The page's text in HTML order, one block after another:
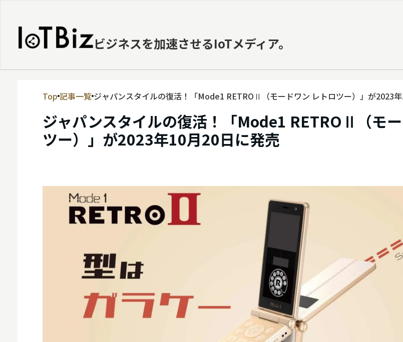
ビジネスを加速させるIoTメディア。
MVNE
エッジ
LPWA
ビッグデータ
PR
5G
Top 記事一覧 ジャパンスタイルの復活！「Mode1 RETROⅡ（モードワン レトロツー）」が2023
ジャパンスタイルの復活！「Mode1 RETROⅡ（モ
ツー）」が2023年10月20日に発売